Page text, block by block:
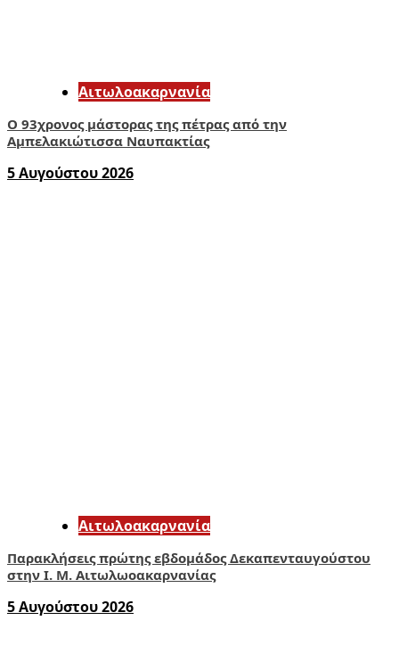
Αιτωλοακαρνανία
Ο 93χρονος μάστορας της πέτρας από την
Αμπελακιώτισσα Ναυπακτίας
5 Αυγούστου 2026
Αιτωλοακαρνανία
Παρακλήσεις πρώτης εβδομάδος Δεκαπενταυγούστου
στην Ι. Μ. Αιτωλωοακαρνανίας
5 Αυγούστου 2026